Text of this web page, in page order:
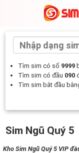
Tìm sim có số 9999
Tìm sim có đầu 090
Tìm sim bắt đầu
Sim Ngũ Quý 5
Kho Sim Ngũ Quý 5 VIP